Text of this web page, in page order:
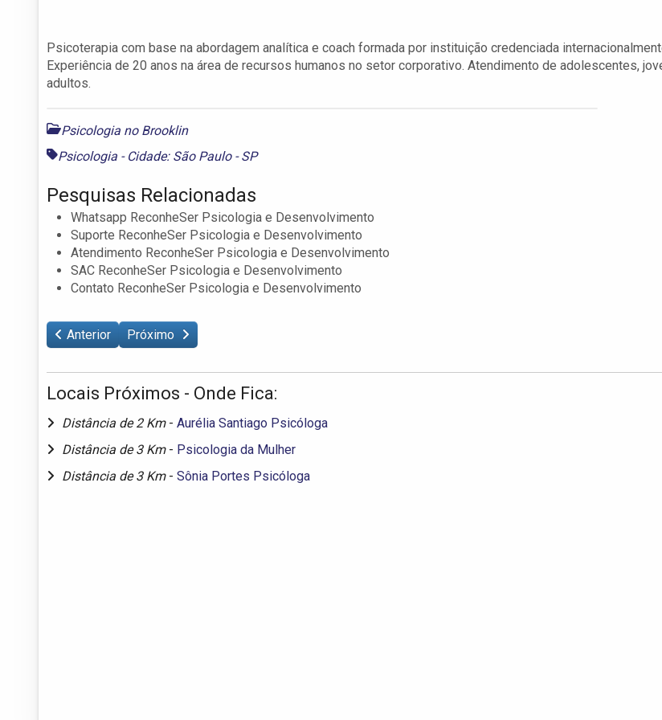
Psicoterapia com base na abordagem analítica e coach formada por instituição credenciada
Experiência de 20 anos na área de recursos humanos no setor corporativo. Atendimento de adolescentes,
adultos.
Psicologia no Brooklin
Psicologia - Cidade: São Paulo - SP
Pesquisas Relacionadas
Whatsapp ReconheSer Psicologia e Desenvolvimento
Suporte ReconheSer Psicologia e Desenvolvimento
Atendimento ReconheSer Psicologia e Desenvolvimento
SAC ReconheSer Psicologia e Desenvolvimento
Contato ReconheSer Psicologia e Desenvolvimento
Anterior Próximo
Locais Próximos - Onde Fica:
Distância de 2 Km - Aurélia Santiago Psicóloga
Distância de 3 Km - Psicologia da Mulher
Distância de 3 Km - Sônia Portes Psicóloga